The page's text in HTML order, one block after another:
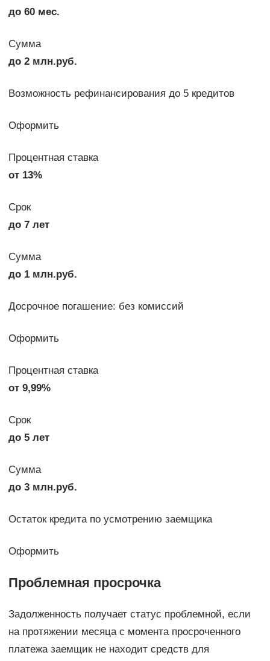
до 60 мес.
Сумма
до 2 млн.руб.
Возможность рефинансирования до 5 кредитов
Оформить
Процентная ставка
от 13%
Срок
до 7 лет
Сумма
до 1 млн.руб.
Досрочное погашение: без комиссий
Оформить
Процентная ставка
от 9,99%
Срок
до 5 лет
Сумма
до 3 млн.руб.
Остаток кредита по усмотрению заемщика
Оформить
Проблемная просрочка
Задолженность получает статус проблемной, если
на протяжении месяца с момента просроченного
платежа заемщик не находит средств для